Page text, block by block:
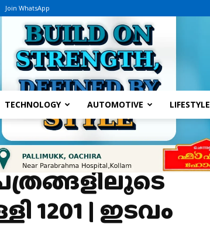
Join WhatsApp
TECHNOLOGY AUTOMOTIVE LIFESTYLE
വെള്ളി 1201 | ഇടവം 15...
1201 | ഇടവം